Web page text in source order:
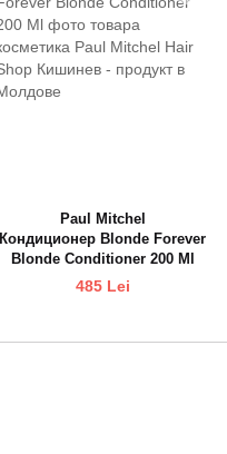
Paul Mitchel
Кондиционер Blonde Forever
Blonde Conditioner 200 Ml
485 Lei